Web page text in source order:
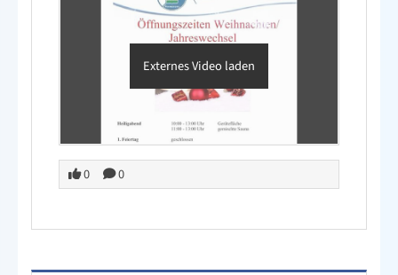
Externes Video laden
0 0